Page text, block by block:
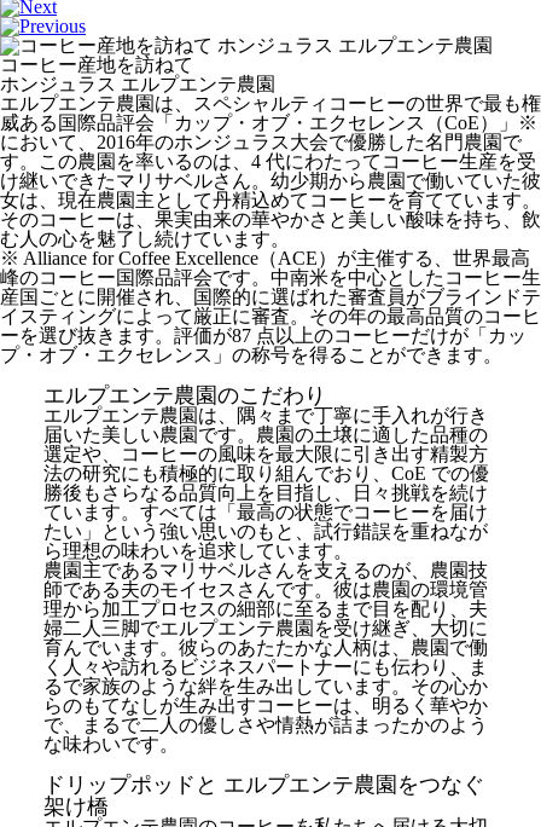
コーヒー産地を訪ねて
ホンジュラス エルプエンテ農園
エルプエンテ農園は、スペシャルティコーヒーの世界で最も権
威ある国際品評会「カップ・オブ・エクセレンス（CoE）」※
において、2016年のホンジュラス大会で優勝した名門農園で
す。この農園を率いるのは、4 代にわたってコーヒー生産を受
け継いできたマリサベルさん。幼少期から農園で働いていた彼
女は、現在農園主として丹精込めてコーヒーを育てています。
そのコーヒーは、果実由来の華やかさと美しい酸味を持ち、飲
む人の心を魅了し続けています。
※ Alliance for Coffee Excellence（ACE）が主催する、世界最高
峰のコーヒー国際品評会です。中南米を中心としたコーヒー生
産国ごとに開催され、国際的に選ばれた審査員がブラインドテ
イスティングによって厳正に審査。その年の最高品質のコーヒ
ーを選び抜きます。評価が87 点以上のコーヒーだけが「カッ
プ・オブ・エクセレンス」の称号を得ることができます。
エルプエンテ農園のこだわり
エルプエンテ農園は、隅々まで丁寧に手入れが行き
届いた美しい農園です。農園の土壌に適した品種の
選定や、コーヒーの風味を最大限に引き出す精製方
法の研究にも積極的に取り組んでおり、CoE での優
勝後もさらなる品質向上を目指し、日々挑戦を続け
ています。すべては「最高の状態でコーヒーを届け
たい」という強い思いのもと、試行錯誤を重ねなが
ら理想の味わいを追求しています。
農園主であるマリサベルさんを支えるのが、農園技
師である夫のモイセスさんです。彼は農園の環境管
理から加工プロセスの細部に至るまで目を配り、夫
婦二人三脚でエルプエンテ農園を受け継ぎ、大切に
育んでいます。彼らのあたたかな人柄は、農園で働
く人々や訪れるビジネスパートナーにも伝わり、ま
るで家族のような絆を生み出しています。その心か
らのもてなしが生み出すコーヒーは、明るく華やか
で、まるで二人の優しさや情熱が詰まったかのよう
な味わいです。
ドリップポッドと エルプエンテ農園をつなぐ
架け橋